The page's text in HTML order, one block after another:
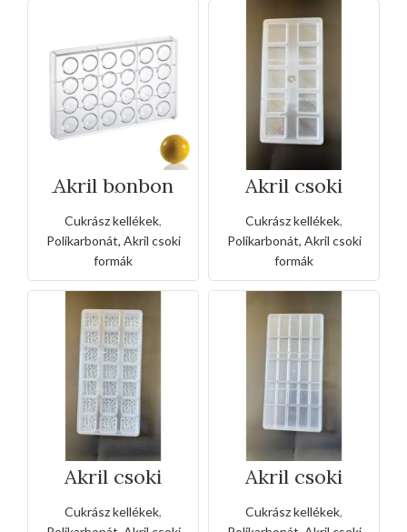
Akril bonbon
félgömb csoki
forma – 275×175
mm
Cukrász kellékek,
Polikarbonát, Akril csoki
formák
Akril csoki
forma –
10részes ferde
csíkos négyzet
Cukrász kellékek,
Polikarbonát, Akril csoki
formák
Akril csoki
forma –
21részes
pikkelyes
Cukrász kellékek,
Akril csoki
forma –
25részes
téglalap
Cukrász kellékek,